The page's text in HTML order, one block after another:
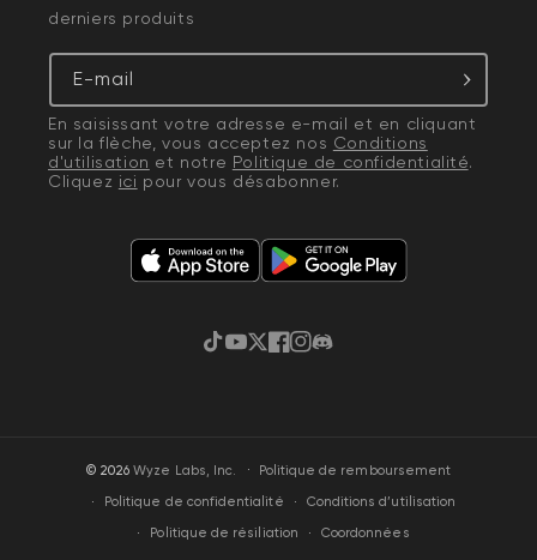
derniers produits
E-mail
En saisissant votre adresse e-mail et en cliquant
sur la flèche, vous acceptez nos Conditions
d'utilisation et notre Politique de confidentialité.
Cliquez ici pour vous désabonner.
TikTokYouTube
Gazouillement
Facebook
Instagram
Discorde
© 2026Wyze Labs, Inc. ·
Politique de remboursement
Politique de confidentialité
Conditions d’utilisation
Politique de résiliation
Coordonnées